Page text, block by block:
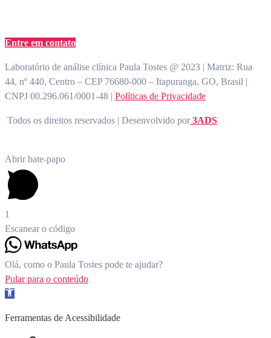
Entre em contato
Laboratório de análise clínica Paula Tostes @ 2023 | Matriz: Rua
44, nº 440, Centro – CEP 76680-000 – Itapuranga, GO, Brasil |
CNPJ 00.296.061/0001-48 | Políticas de Privacidade
Todos os direitos reservados | Desenvolvido por3ADS
Abrir bate-papo
1
Escanear o código
Olá, como o Paula Tostes pode te ajudar?
Pular para o conteúdo
Barra de Ferramentas Aberta
Ferramentas de Acessibilidade